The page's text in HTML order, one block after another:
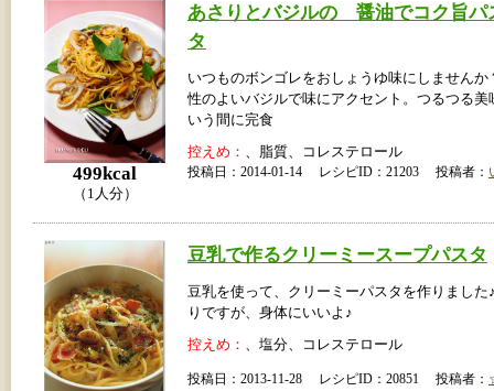
499kcal
（1人分）
あさりとバジルの 醤油でコク旨パ
タ
いつものボンゴレをおしょうゆ味にしませんか
性のよいバジルで味にアクセント。つるつる美
いう間に完食
控えめ： 、脂質、コレステロール
投稿日：2014-01-14 レシピID：21203 投稿者：
豆乳で作るクリーミースープパスタ
豆乳を使って、クリーミーパスタを作りました
りですが、身体にいいよ♪
控えめ： 、塩分、コレステロール
投稿日：2013-11-28 レシピID：20851 投稿者：